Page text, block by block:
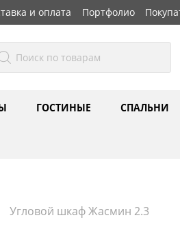
и оплата Портфолио
ГОСТИНЫЕ СПАЛЬНИ
Угловой шкаф Жасмин 2.3